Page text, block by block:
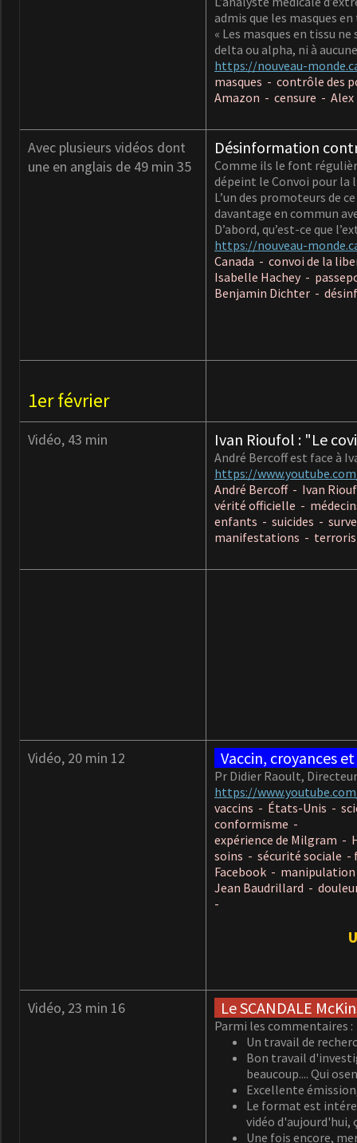
admis que les masques
« Les masques en tissu
delta ou alpha, ni à
https://nouveau-
masques - contrôle des
Amazon - censure -
Avec plusieurs vidéos dont
une en anglais de 49 min 35
Désinformation
Comme ils le font
dépeint le Convoi pour la
L’un des promoteurs de
davantage en commun
D’abord, qu’est-ce que
https://nouveau-
Canada - convoi de la
Isabelle Hachey -
Benjamin Dichter -
1er février
Vidéo, 43 min Ivan Rioufol : "Le
André Bercoff est face à
https://
André Bercoff - Ivan
vérité officielle -
enfants - suicides -
manifestations -
Vidéo, 20 min 12 Vaccin, croyances
Pr Didier Raoult,
https://
vaccins - États-Unis -
conformisme -
expérience de Milgram -
soins - sécurité sociale
Facebook -
Jean Baudrillard -
-
Vidéo, 23 min 16 Le SCANDALE
Parmi les commentaires :
Un travail de
Bon travail
beaucoup.... Qui
Excellente
Le format est
vidéo d'aujourd'hui,
Une fois encore,